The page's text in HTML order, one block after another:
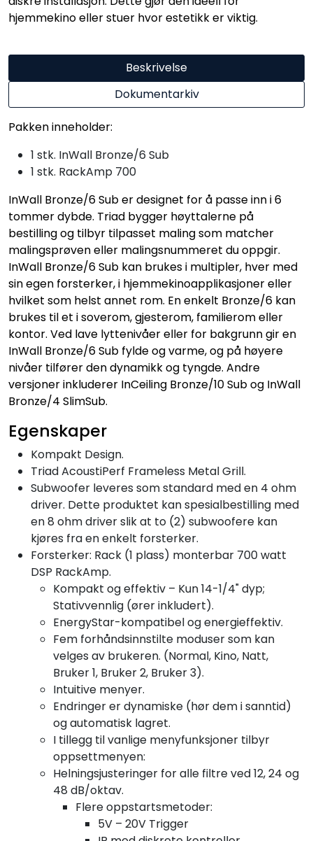
hjemmekino eller stuer hvor estetikk er viktig.
Beskrivelse
Dokumentarkiv
Pakken inneholder:
1 stk. InWall Bronze/6 Sub
1 stk. RackAmp 700
InWall Bronze/6 Sub er designet for å passe inn i 6
tommer dybde. Triad bygger høyttalerne på
bestilling og tilbyr tilpasset maling som matcher
malingsprøven eller malingsnummeret du oppgir.
InWall Bronze/6 Sub kan brukes i multipler, hver med
sin egen forsterker, i hjemmekinoapplikasjoner eller
hvilket som helst annet rom. En enkelt Bronze/6 kan
brukes til et i soverom, gjesterom, familierom eller
kontor. Ved lave lyttenivåer eller for bakgrunn gir en
InWall Bronze/6 Sub fylde og varme, og på høyere
nivåer tilfører den dynamikk og tyngde. Andre
versjoner inkluderer InCeiling Bronze/10 Sub og InWall
Bronze/4 SlimSub.
Egenskaper
Kompakt Design.
Triad AcoustiPerf Frameless Metal Grill.
Subwoofer leveres som standard med en 4 ohm
driver. Dette produktet kan spesialbestilling med
en 8 ohm driver slik at to (2) subwoofere kan
kjøres fra en enkelt forsterker.
Forsterker: Rack (1 plass) monterbar 700 watt
DSP RackAmp.
Kompakt og effektiv – Kun 14-1/4" dyp;
Stativvennlig (ører inkludert).
EnergyStar-kompatibel og energieffektiv.
Fem forhåndsinnstilte moduser som kan
velges av brukeren. (Normal, Kino, Natt,
Bruker 1, Bruker 2, Bruker 3).
Intuitive menyer.
Endringer er dynamiske (hør dem i sanntid)
og automatisk lagret.
I tillegg til vanlige menyfunksjoner tilbyr
oppsettmenyen:
Helningsjusteringer for alle filtre ved 12, 24 og
48 dB/oktav.
Flere oppstartsmetoder:
5V – 20V Trigger